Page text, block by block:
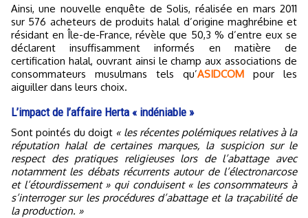
Ainsi, une nouvelle enquête de Solis, réalisée en mars 2011
sur 576 acheteurs de produits halal d’origine maghrébine et
résidant en Île-de-France, révèle que 50,3 % d’entre eux se
déclarent insuffisamment informés en matière de
certification halal, ouvrant ainsi le champ aux associations de
consommateurs musulmans tels qu’ASIDCOM pour les
aiguiller dans leurs choix.
L’impact de l’affaire Herta « indéniable »
Sont pointés du doigt « les récentes polémiques relatives à la
réputation halal de certaines marques, la suspicion sur le
respect des pratiques religieuses lors de l’abattage avec
notamment les débats récurrents autour de l’électronarcose
et l’étourdissement » qui conduisent « les consommateurs à
s’interroger sur les procédures d’abattage et la traçabilité de
la production. »